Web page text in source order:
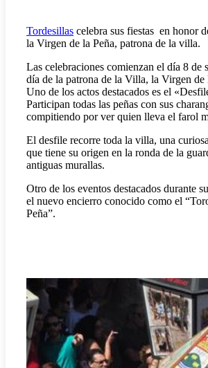
Tordesillas celebra sus fiestas en honor
la Virgen de la Peña, patrona de la villa.
Las celebraciones comienzan el día 8 de
día de la patrona de la Villa, la Virgen de
Uno de los actos destacados es el
Participan todas las peñas con sus
compitiendo por ver quien lleva el farol
El desfile recorre toda la villa, una
que tiene su origen en la ronda de la
antiguas murallas.
Otro de los eventos destacados durante
el nuevo encierro conocido como el
Peña”.